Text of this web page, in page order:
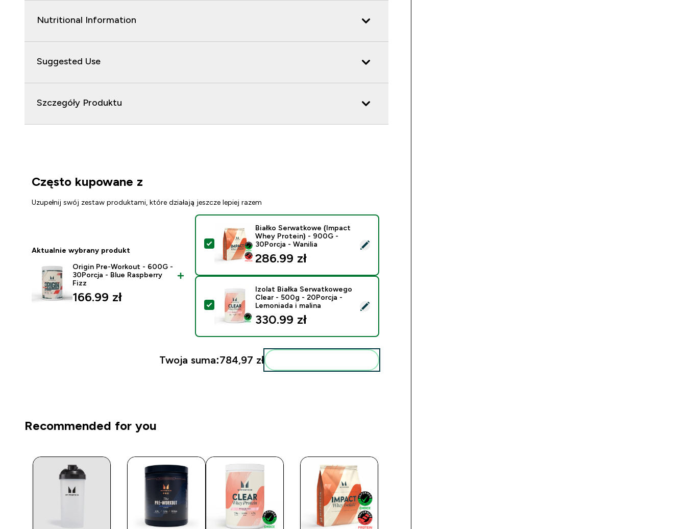
Nutritional Information
Suggested Use
Szczegóły Produktu
Często kupowane z
Uzupełnij swój zestaw produktami, które działają jeszcze lepiej razem
Aktualnie wybrany produkt
Origin Pre-Workout - 600G -
30Porcja - Blue Raspberry
Fizz
166.99 zł‎
Wybierz ten produkt - Białko Serwatkowe (Impact Whey Protein) - 900G - 30Porcja - Wanilia
Białko Serwatkowe (Impact
Whey Protein) - 900G -
30Porcja - Wanilia
286.99 zł‎
Wybierz ten produkt - Izolat Białka Serwatkowego Clear - 500g - 20Porcja - Lemoniada i malina
Izolat Białka Serwatkowego
Clear - 500g - 20Porcja -
Lemoniada i malina
330.99 zł‎
Twoja suma:784,97 zł‎
Recommended for you